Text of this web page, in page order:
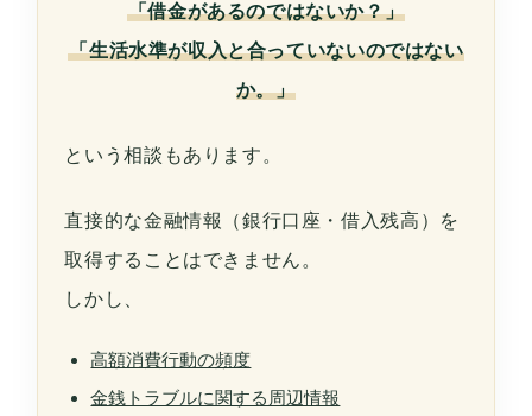
「借金があるのではないか？」
「生活水準が収入と合っていないのではない
か。」
という相談もあります。
直接的な金融情報（銀行口座・借入残高）を
取得することはできません。
しかし、
高額消費行動の頻度
金銭トラブルに関する周辺情報